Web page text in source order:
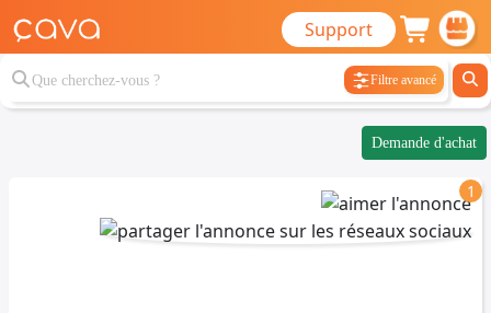
Support
Filtre avancé
Demande d'achat
1